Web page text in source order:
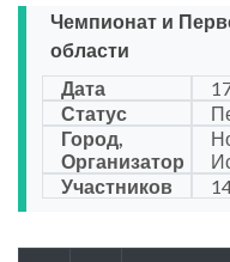
Чемпионат и
области
Дата
Статус
Город,
Организатор
Участников